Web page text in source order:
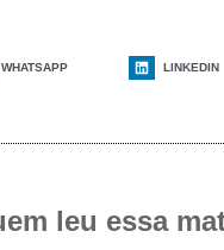
WHATSAPP LINKEDIN
leu essa